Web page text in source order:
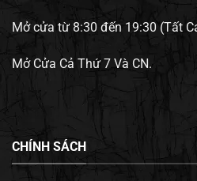
Mở cửa từ 8:30 đến 19:30 (Tất
Mở Cửa Cả Thứ 7 Và CN.
CHÍNH SÁCH